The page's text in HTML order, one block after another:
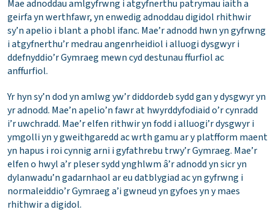
Mae adnoddau amlgyfrwng i atgyfnerthu patrymau iaith a
geirfa yn werthfawr, yn enwedig adnoddau digidol rhithwir
sy’n apelio i blant a phobl ifanc. Mae’r adnodd hwn yn gyfrwng
i atgyfnerthu’r medrau angenrheidiol i alluogi dysgwyr i
ddefnyddio’r Gymraeg mewn cyd destunau ffurfiol ac
anffurfiol.
Yr hyn sy’n dod yn amlwg yw’r diddordeb sydd gan y dysgwyr yn
yr adnodd. Mae’n apelio’n fawr at hwyrddyfodiaid o’r cynradd
i’r uwchradd. Mae’r elfen rithwir yn fodd i alluogi’r dysgwyr i
ymgolli yn y gweithgaredd ac wrth gamu ar y platfform maent
yn hapus i roi cynnig arni i gyfathrebu trwy’r Gymraeg. Mae’r
elfen o hwyl a’r pleser sydd ynghlwm â’r adnodd yn sicr yn
dylanwadu’n gadarnhaol ar eu datblygiad ac yn gyfrwng i
normaleiddio’r Gymraeg a’i gwneud yn gyfoes yn y maes
rhithwir a digidol.